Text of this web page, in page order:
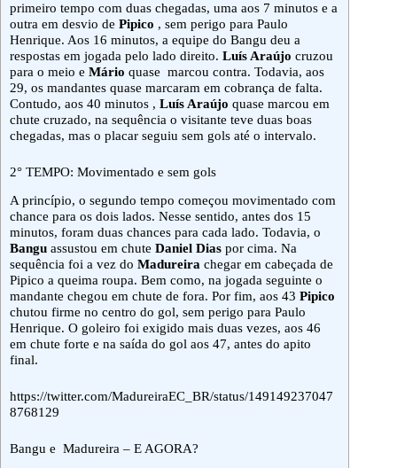
primeiro tempo com duas chegadas, uma aos 7 minutos e a
outra em desvio de Pipico , sem perigo para Paulo
Henrique. Aos 16 minutos, a equipe do Bangu deu a
respostas em jogada pelo lado direito. Luís Araújo cruzou
para o meio e Mário quase marcou contra. Todavia, aos
29, os mandantes quase marcaram em cobrança de falta.
Contudo, aos 40 minutos , Luís Araújo quase marcou em
chute cruzado, na sequência o visitante teve duas boas
chegadas, mas o placar seguiu sem gols até o intervalo.
2° TEMPO: Movimentado e sem gols
A princípio, o segundo tempo começou movimentado com
chance para os dois lados. Nesse sentido, antes dos 15
minutos, foram duas chances para cada lado. Todavia, o
Bangu assustou em chute Daniel Dias por cima. Na
sequência foi a vez do Madureira chegar em cabeçada de
Pipico a queima roupa. Bem como, na jogada seguinte o
mandante chegou em chute de fora. Por fim, aos 43 Pipico
chutou firme no centro do gol, sem perigo para Paulo
Henrique. O goleiro foi exigido mais duas vezes, aos 46
em chute forte e na saída do gol aos 47, antes do apito
final.
https://twitter.com/MadureiraEC_BR/status/149149237047
8768129
Bangu e Madureira – E AGORA?